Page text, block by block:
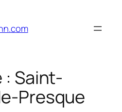
Saint-
Presque